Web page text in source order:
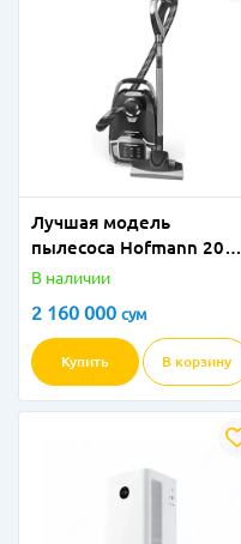
Лучшая модель
пылесоса Hofmann 2023
: VC-22RCHBK/HF
В наличии
2 160 000 сум
Купить В корзину